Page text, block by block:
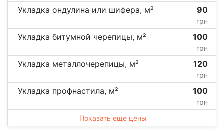
Укладка ондулина или шифера, м² 90
грн
Укладка битумной черепицы, м² 100
грн
Укладка металлочерепицы, м² 120
грн
Укладка профнастила, м² 100
грн
Показать еще цены